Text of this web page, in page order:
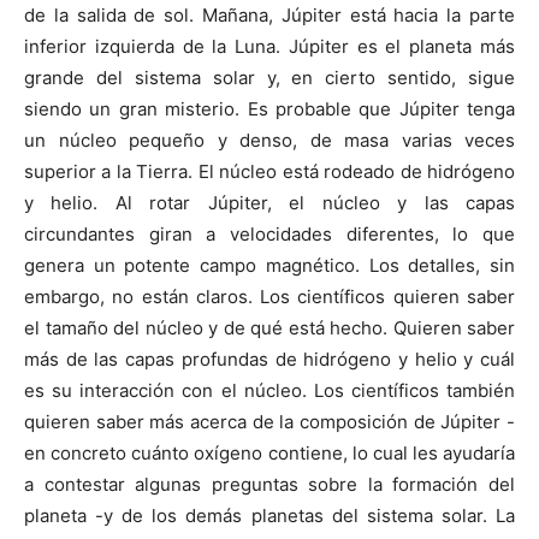
de la salida de sol. Mañana, Júpiter está hacia la parte
inferior izquierda de la Luna. Júpiter es el planeta más
grande del sistema solar y, en cierto sentido, sigue
siendo un gran misterio. Es probable que Júpiter tenga
un núcleo pequeño y denso, de masa varias veces
superior a la Tierra. El núcleo está rodeado de hidrógeno
y helio. Al rotar Júpiter, el núcleo y las capas
circundantes giran a velocidades diferentes, lo que
genera un potente campo magnético. Los detalles, sin
embargo, no están claros. Los científicos quieren saber
el tamaño del núcleo y de qué está hecho. Quieren saber
más de las capas profundas de hidrógeno y helio y cuál
es su interacción con el núcleo. Los científicos también
quieren saber más acerca de la composición de Júpiter -
en concreto cuánto oxígeno contiene, lo cual les ayudaría
a contestar algunas preguntas sobre la formación del
planeta -y de los demás planetas del sistema solar. La